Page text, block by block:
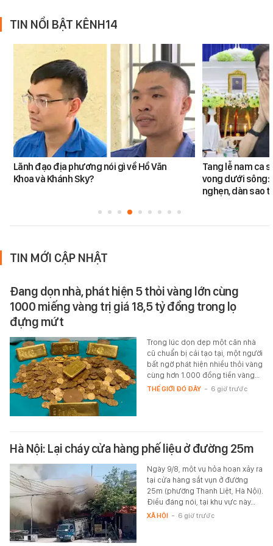
TIN NỔI BẬT KÊNH14
Lãnh đạo địa phương nói gì về Hồ Văn
Khoa và Khánh Sky?
Tang lễ nam ca
vong dưới sông:
nghẹn, dàn sao
TIN MỚI CẬP NHẬT
Đang dọn nhà, phát hiện 5 thỏi vàng lớn cùng
1000 miếng vàng trị giá 18,5 tỷ đồng trong lọ
đựng mứt
Trong lúc dọn dẹp một căn nhà
cũ chuẩn bị cải tạo tại, một người
bất ngờ phát hiện nhiều thỏi vàng
cùng hơn 1.000 đồng tiền vàng…
THẾ GIỚI ĐÓ ĐÂY - 6 giờ trước
Hà Nội: Lại cháy cửa hàng phế liệu ở đường 25m
Ngày 9/8, một vụ hỏa hoạn xảy ra
tại cửa hàng sắt vụn ở đường
25m (phường Thanh Liệt, Hà Nội).
Điều đáng nói, tại khu vực này…
XÃ HỘI - 6 giờ trước